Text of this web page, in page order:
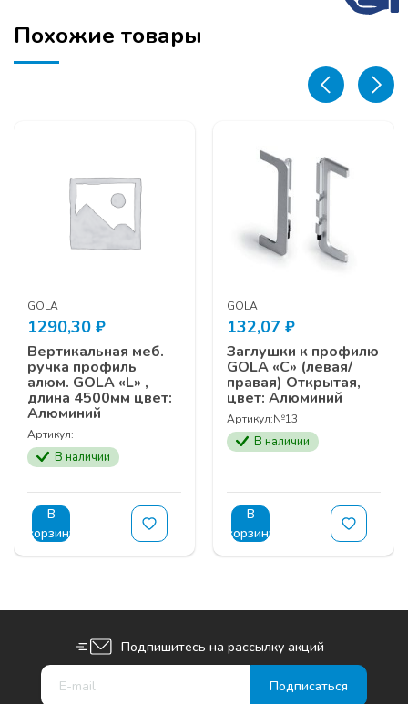
цвет:
Черный
Похожие товары
GOLA
1290,30 ₽
Вертикальная меб.
ручка профиль
алюм. GOLA «L» ,
длина 4500мм цвет:
Алюминий
Артикул:
В наличии
В
корзину
GOLA
132,07 ₽
Заглушки к профилю
GOLA «С» (левая/
правая) Открытая,
цвет: Алюминий
Артикул:№13
В наличии
В
корзину
Подпишитесь на рассылку акций